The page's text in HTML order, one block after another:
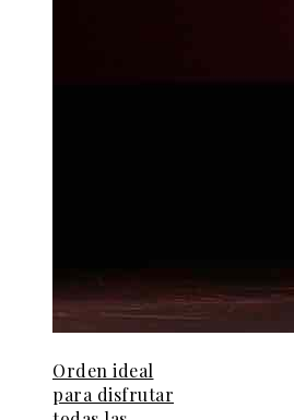
Orden ideal
para disfrutar